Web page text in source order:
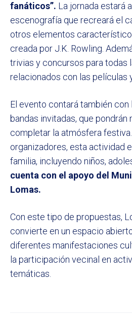
fanáticos”. La jornada estará
escenografía que recreará el
otros elementos
creada por J.K. Rowling.
trivias y concursos para todas
relacionados con las películas
El evento contará también
bandas invitadas, que pondrán
completar la atmósfera
organizadores, esta actividad
familia, incluyendo niños,
cuenta con el apoyo del
Lomas.
Con este tipo de propuestas,
convierte en un espacio
diferentes manifestaciones
la participación vecinal en
temáticas.